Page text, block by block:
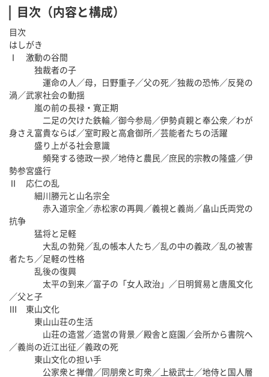
目次（内容と構成）
目次
はしがき
Ⅰ 激動の谷間
独裁者の子
運命の人／母，日野重子／父の死／独裁の恐怖／反発の
渦／武家社会の動揺
嵐の前の長禄・寛正期
二足の欠けた鉄輪／御今参局／伊勢貞親と奉公衆／わが
身さえ富貴ならば／室町殿と高倉御所／芸能者たちの活躍
盛り上がる社会意識
頻発する徳政一揆／地侍と農民／庶民的宗教の隆盛／伊
勢参宮盛行
Ⅱ 応仁の乱
細川勝元と山名宗全
赤入道宗全／赤松家の再興／義視と義尚／畠山氏両党の
抗争
猛将と足軽
大乱の勃発／乱の帳本人たち／乱の中の義政／乱の被害
者たち／足軽の性格
乱後の復興
太平の到来／富子の「女人政治」／日明貿易と唐風文化
／父と子
Ⅲ 東山文化
東山山荘の生活
山荘の造営／造営の背景／殿舎と庭園／会所から書院へ
／義尚の近江出征／義政の死
東山文化の担い手
公家衆と禅僧／同朋衆と町衆／上級武士／地侍と国人層